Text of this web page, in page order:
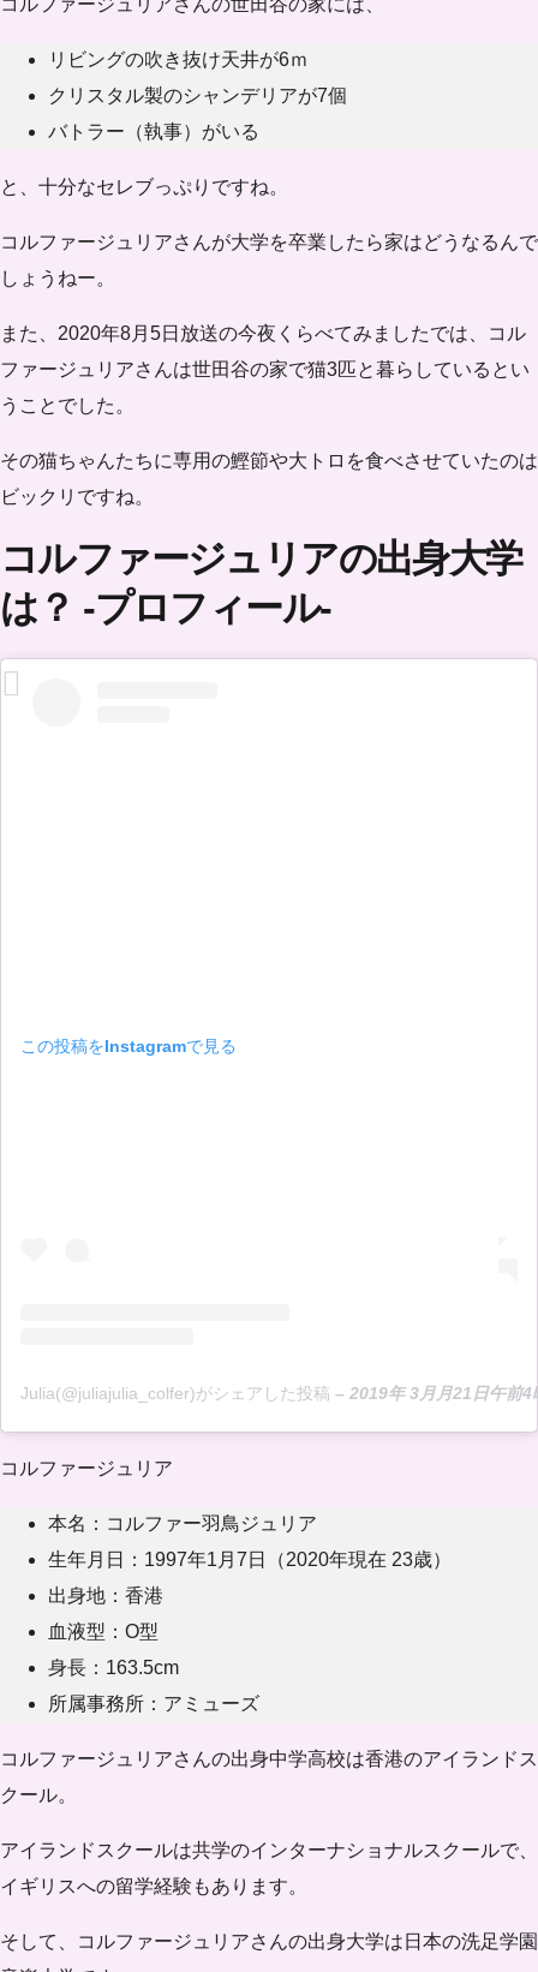
リビングの吹き抜け天井が6ｍ
クリスタル製のシャンデリアが7個
バトラー（執事）がいる
と、十分なセレブっぷりですね。
コルファージュリアさんが大学を卒業したら家はどうなるんで
しょうねー。
また、2020年8月5日放送の今夜くらべてみましたでは、コル
ファージュリアさんは世田谷の家で猫3匹と暮らしているとい
うことでした。
その猫ちゃんたちに専用の鰹節や大トロを食べさせていたのは
ビックリですね。
コルファージュリアの出身大学
は？ -プロフィール-
この投稿をInstagramで見る
Julia(@juliajulia_colfer)がシェアした投稿 – 2019年 3月月21日午前4
コルファージュリア
本名：コルファー羽鳥ジュリア
生年月日：1997年1月7日（2020年現在 23歳）
出身地：香港
血液型：O型
身長：163.5cm
所属事務所：アミューズ
コルファージュリアさんの出身中学高校は香港のアイランドス
クール。
アイランドスクールは共学のインターナショナルスクールで、
イギリスへの留学経験もあります。
そして、コルファージュリアさんの出身大学は日本の洗足学園